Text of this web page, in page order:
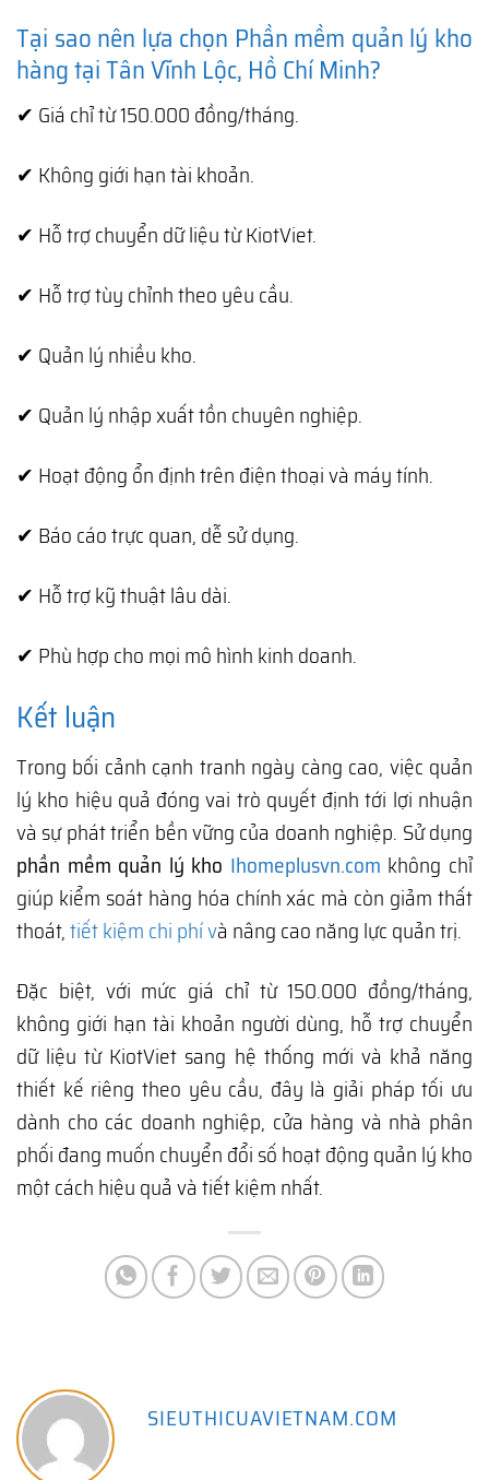
Tại sao nên lựa chọn Phần mềm quản lý kho
hàng tại Tân Vĩnh Lộc, Hồ Chí Minh?
✔ Giá chỉ từ 150.000 đồng/tháng.
✔ Không giới hạn tài khoản.
✔ Hỗ trợ chuyển dữ liệu từ KiotViet.
✔ Hỗ trợ tùy chỉnh theo yêu cầu.
✔ Quản lý nhiều kho.
✔ Quản lý nhập xuất tồn chuyên nghiệp.
✔ Hoạt động ổn định trên điện thoại và máy tính.
✔ Báo cáo trực quan, dễ sử dụng.
✔ Hỗ trợ kỹ thuật lâu dài.
✔ Phù hợp cho mọi mô hình kinh doanh.
Kết luận
Trong bối cảnh cạnh tranh ngày càng cao, việc quản
lý kho hiệu quả đóng vai trò quyết định tới lợi nhuận
và sự phát triển bền vững của doanh nghiệp. Sử dụng
phần mềm quản lý kho Ihomeplusvn.com không chỉ
giúp kiểm soát hàng hóa chính xác mà còn giảm thất
thoát,tiết kiệm chi phí và nâng cao năng lực quản trị.
Đặc biệt, với mức giá chỉ từ 150.000 đồng/tháng,
không giới hạn tài khoản người dùng, hỗ trợ chuyển
dữ liệu từ KiotViet sang hệ thống mới và khả năng
thiết kế riêng theo yêu cầu, đây là giải pháp tối ưu
dành cho các doanh nghiệp, cửa hàng và nhà phân
phối đang muốn chuyển đổi số hoạt động quản lý kho
một cách hiệu quả và tiết kiệm nhất.
SIEUTHICUAVIETNAM.COM